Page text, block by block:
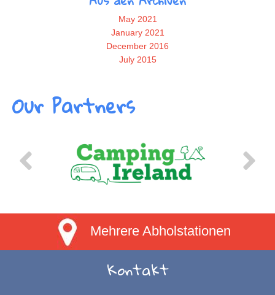
May 2021
January 2021
December 2016
July 2015
Our Partners
Mehrere Abholstationen
Kontakt